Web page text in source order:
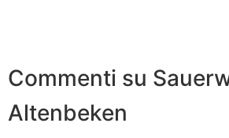
Commenti su
Altenbeken